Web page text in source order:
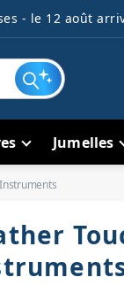
- le 12 août
Jumelles